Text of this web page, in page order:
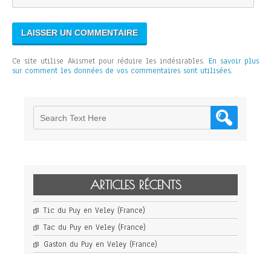
Ce site utilise Akismet pour réduire les indésirables. En savoir plus
sur comment les données de vos commentaires sont utilisées.
ARTICLES RÉCENTS
Tic du Puy en Veley (France)
Tac du Puy en Veley (France)
Gaston du Puy en Veley (France)